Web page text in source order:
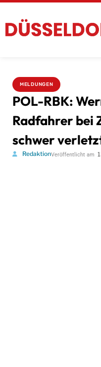
MELDUNGEN
POL-RBK:
Radfahrer bei
schwer
RedaktionVeröffentlicht am